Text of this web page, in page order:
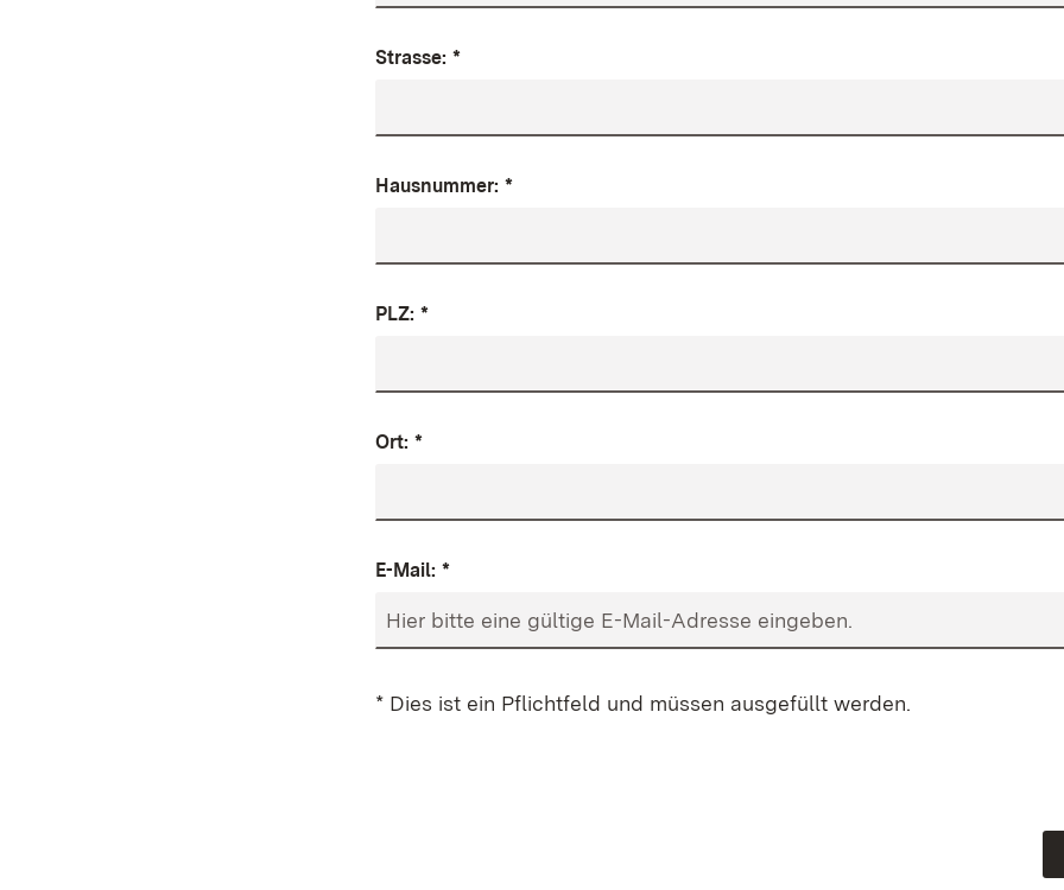
Strasse: *
Hausnummer: *
PLZ: *
Ort: *
E-Mail: *
* Dies ist ein Pflichtfeld und müssen ausgefüllt werden.